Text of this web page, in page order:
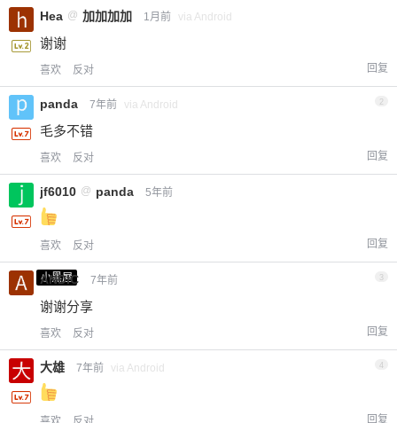
Hea @ 加加加加 1月前 via Android
谢谢
喜欢 反对 回复
panda 7年前 via Android 2
毛多不错
喜欢 反对 回复
jf6010 @ panda 5年前
喜欢 反对 回复
小黑屋
ANDIC 7年前 3
谢谢分享
喜欢 反对 回复
大雄 7年前 via Android 4
回复